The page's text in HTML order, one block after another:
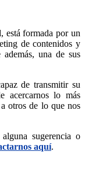
está formada por un
de contenidos y
una de sus
de transmitir su
acercarnos lo más
otros de lo que nos
sugerencia o
aquí.